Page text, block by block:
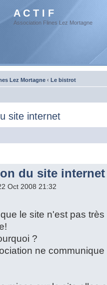
A C T I F
Association Flines Lez Mortagne
Lez Mortagne ‹ Le bistrot
site internet
du site internet
Oct 2008 21:32
le site n'est pas très
?
ne